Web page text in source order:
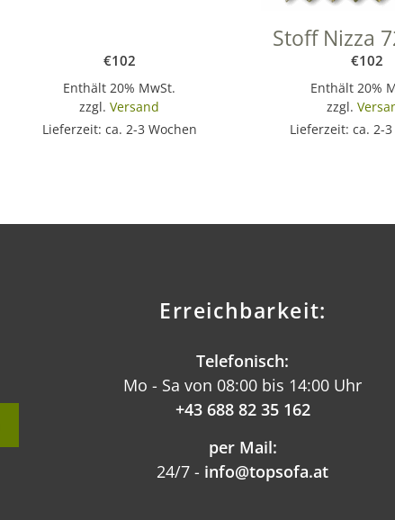
€102
Enthält 20% MwSt.
zzgl. Versand
Lieferzeit: ca. 2-3 Wochen
Stoff Nizza
€102
Enthält 20%
zzgl.
Lieferzeit: ca. 2-
Erreichbarkeit:
Telefonisch:
Mo - Sa von 08:00 bis 14:00 Uhr
+43 688 82 35 162
per Mail:
24/7 - info@topsofa.at